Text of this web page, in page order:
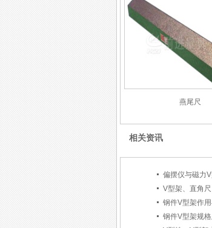
燕尾尺
相关资讯
偏摆仪与磁力
V型架、直角
钢件V型架作
钢件V型架规